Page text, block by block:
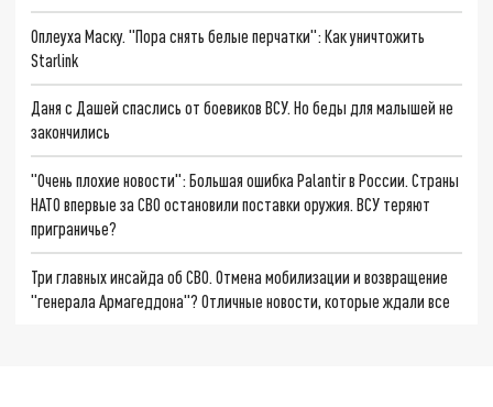
Оплеуха Маску. "Пора снять белые перчатки": Как уничтожить
Starlink
Даня с Дашей спаслись от боевиков ВСУ. Но беды для малышей не
закончились
"Очень плохие новости": Большая ошибка Palantir в России. Страны
НАТО впервые за СВО остановили поставки оружия. ВСУ теряют
приграничье?
Три главных инсайда об СВО. Отмена мобилизации и возвращение
"генерала Армагеддона"? Отличные новости, которые ждали все